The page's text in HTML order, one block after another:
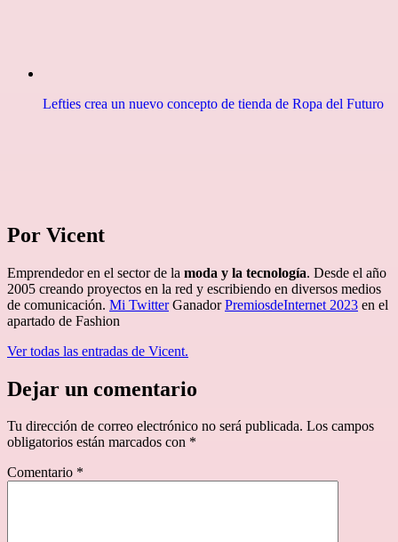
Lefties crea un nuevo concepto de tienda de Ropa del Futuro
Por Vicent
Emprendedor en el sector de la moda y la tecnología. Desde el año
2005 creando proyectos en la red y escribiendo en diversos medios
de comunicación. Mi TwitterGanadorPremiosdeInternet 2023 en el
apartado de Fashion
Ver todas las entradas de Vicent.
Dejar un comentario
Tu dirección de correo electrónico no será publicada. Los campos
obligatorios están marcados con *
Comentario *